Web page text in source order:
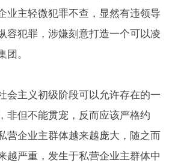
业主轻微犯罪不查，显然有违领导
容犯罪，涉嫌刻意打造一个可以凌
团。
会主义初级阶段可以允许存在的一
非但不能贯宠，反而应该严格约
营企业主群体越来越庞大，随之而
越严重，发生于私营企业主群体中